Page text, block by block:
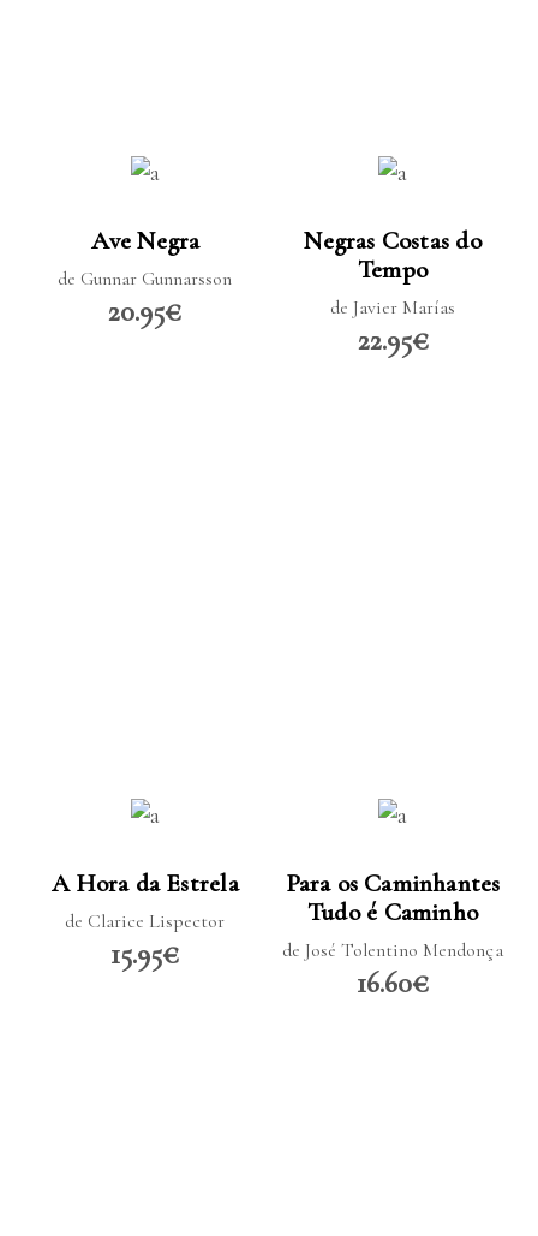
Ave Negra
de Gunnar Gunnarsson
20.95€
Negras Costas do
Tempo
de Javier Marías
22.95€
A Hora da Estrela
de Clarice Lispector
15.95€
Para os Caminhantes
Tudo é Caminho
de José Tolentino Mendonça
16.60€